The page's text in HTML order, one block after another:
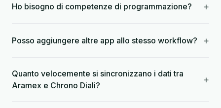
Ho bisogno di competenze di programmazione? +
Posso aggiungere altre app allo stesso workflow? +
Quanto velocemente si sincronizzano i dati tra
Aramex e Chrono Diali?
+